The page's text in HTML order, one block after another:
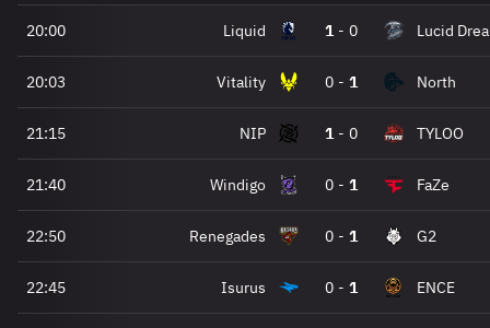
20:00 Liquid 1 - 0 Lucid
20:03 Vitality 0 - 1 North
21:15 NIP 1 - 0 TYLOO
21:40 Windigo 0 - 1 FaZe
22:50 Renegades 0 - 1 G2
22:45 Isurus 0 - 1 ENCE